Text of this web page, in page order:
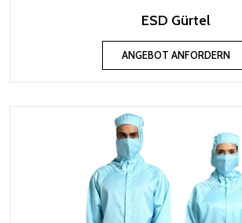
ESD Gürtel
ANGEBOT ANFORDERN